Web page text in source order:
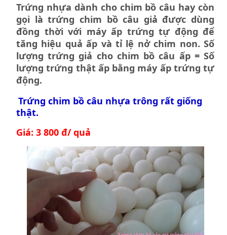
Trứng nhựa dành cho chim bồ câu hay còn
gọi là trứng chim bồ câu giả được dùng
đồng thời với máy ấp trứng tự động để
tăng hiệu quả ấp và tỉ lệ nở chim non. Số
lượng trứng giả cho chim bồ câu ấp = Số
lượng trứng thật ấp bằng máy ấp trứng tự
động.
Trứng chim bồ câu nhựa trông rất giống
thật.
Giá: 3 800 đ/ quả